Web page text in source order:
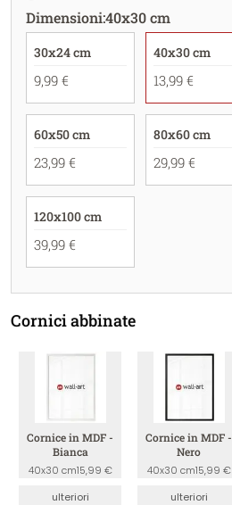
Dimensioni:40x30 cm
30x24 cm
9,99 €
40x30 cm
13,99 €
60x50 cm
23,99 €
80x60 cm
29,99 €
120x100 cm
39,99 €
Cornici abbinate
Cornice in MDF -
Bianca
40x30 cm15,99 €
ulteriori
Cornice in MDF -
Nero
40x30 cm15,99 €
ulteriori